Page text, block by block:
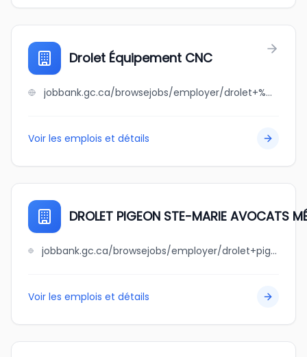
Drolet Équipement CNC
jobbank.gc.ca/browsejobs/employer/drolet+%C3%A9quipement+cnc/ca
Voir les emplois et détails
DROLET PIGEON STE-MARIE AVOCATS
jobbank.gc.ca/browsejobs/employer/drolet+pigeon+ste-marie+avocats+m%C3%A9diateurs+inc./ca
Voir les emplois et détails